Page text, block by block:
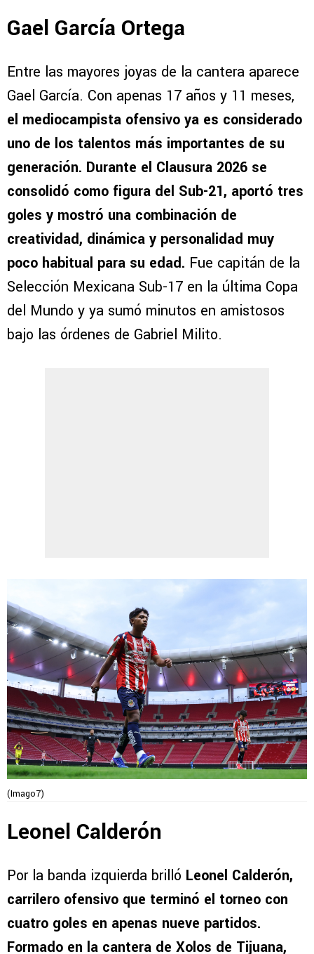
Gael García Ortega
Entre las mayores joyas de la cantera aparece
Gael García. Con apenas 17 años y 11 meses,
el mediocampista ofensivo ya es considerado
uno de los talentos más importantes de su
generación. Durante el Clausura 2026 se
consolidó como figura del Sub-21, aportó tres
goles y mostró una combinación de
creatividad, dinámica y personalidad muy
poco habitual para su edad. Fue capitán de la
Selección Mexicana Sub-17 en la última Copa
del Mundo y ya sumó minutos en amistosos
bajo las órdenes de Gabriel Milito.
(Imago7)
Leonel Calderón
Por la banda izquierda brilló Leonel Calderón,
carrilero ofensivo que terminó el torneo con
cuatro goles en apenas nueve partidos.
Formado en la cantera de Xolos de Tijuana,